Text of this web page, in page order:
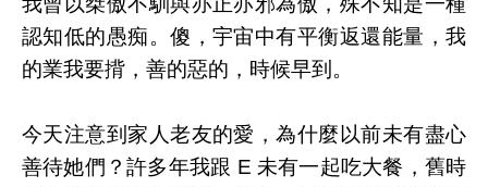
認知低的愚痴。傻，宇宙中有平衡返還能量，我
的業我要揹，善的惡的，時候早到。
今天注意到家人老友的愛，為什麼以前未有盡心
善待她們？許多年我跟 E 未有一起吃大餐，舊時